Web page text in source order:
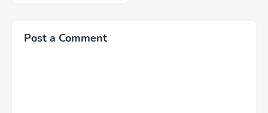
Post a Comment